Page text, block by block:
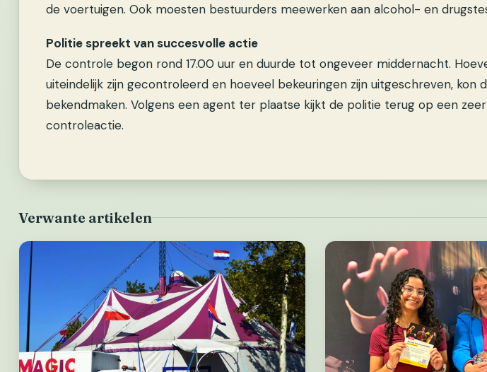
de voertuigen. Ook moesten bestuurders meewerken aan alcohol- en
Politie spreekt van succesvolle actie
De controle begon rond 17.00 uur en duurde tot ongeveer middernacht.
uiteindelijk zijn gecontroleerd en hoeveel bekeuringen zijn uitgeschreven, kon
bekendmaken. Volgens een agent ter plaatse kijkt de politie terug op een
controleactie.
Verwante artikelen